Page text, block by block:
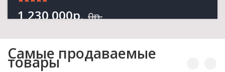
1 230 000р. 0р.
24
DAYS
15 57 51
Самые продаваемые
товары